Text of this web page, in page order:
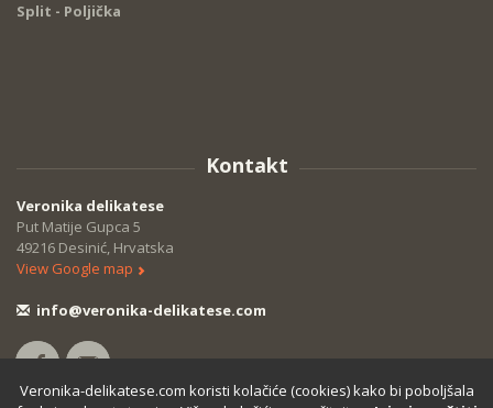
Split - Poljička
Kontakt
Veronika delikatese
Put Matije Gupca 5
49216 Desinić, Hrvatska
View Google map
info@veronika-delikatese.com
Veronika-delikatese.com koristi kolačiće (cookies) kako bi poboljšala